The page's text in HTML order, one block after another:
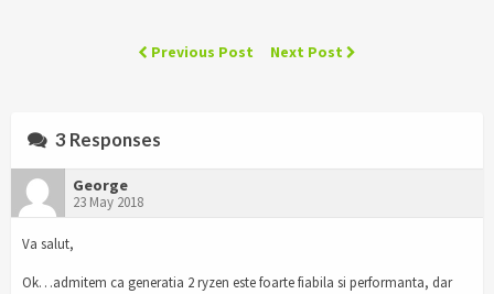
Previous Post Next Post
3 Responses
George
23 May 2018
Va salut,
Ok…admitem ca generatia 2 ryzen este foarte fiabila si performanta, dar